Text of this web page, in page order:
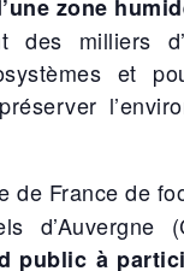
zone
milliers
et
de France de
d’Auvergne
public à